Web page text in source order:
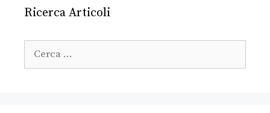
Ricerca Articoli